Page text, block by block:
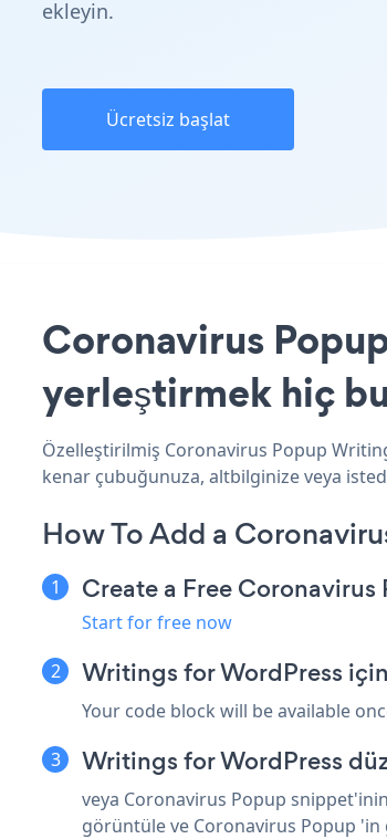
ekleyin.
Ücretsiz başlat
Coronavirus
yerleştirmek hiç
Özelleştirilmiş Coronavirus Popup
kenar çubuğunuza, altbilginize veya
How To Add a
Create a Free
Start for free now
Writings for WordPress
Your code block will be available
Writings for WordPress
veya Coronavirus Popup
görüntüle ve Coronavirus Popup 'in